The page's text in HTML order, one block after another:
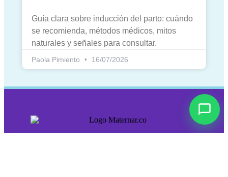
Guía clara sobre inducción del parto: cuándo
se recomienda, métodos médicos, mitos
naturales y señales para consultar.
Paola Pimiento 16/07/2026